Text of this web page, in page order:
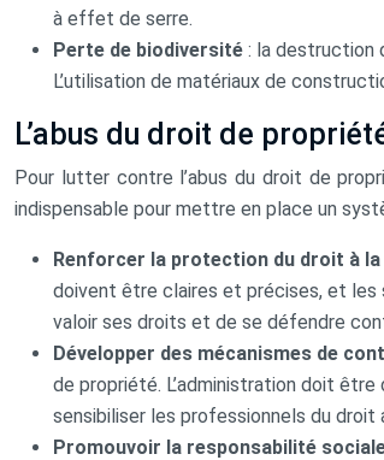
à effet de serre.
Perte de biodiversité : la destruction
L’utilisation de matériaux de
L’abus du droit de
Pour lutter contre l’abus du droit de
indispensable pour mettre en place un
Renforcer la protection du droit à
doivent être claires et précises, et les
valoir ses droits et de se défendre
Développer des mécanismes de
de propriété. L’administration doit
sensibiliser les professionnels du
Promouvoir la responsabilité